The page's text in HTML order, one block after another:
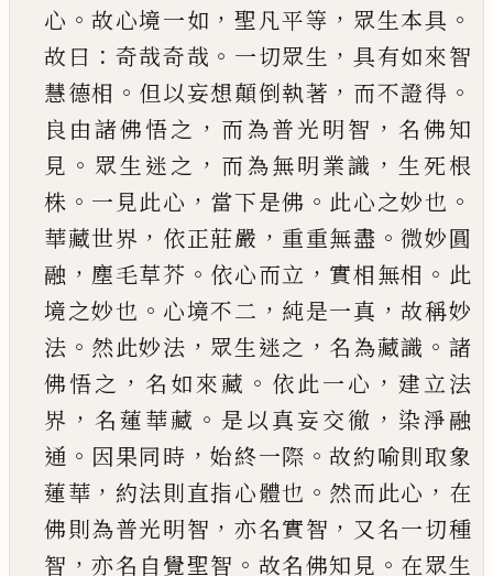
心 。故心境一如 ， 聖凡平等 ， 眾生本具 。
故曰 ： 奇哉奇哉 。 一切眾生 ，具有如來智
慧德相 。 但以妄想顛倒執著 ， 而不證得 。
良由諸佛悟之 ， 而為普光明智 ， 名佛知
見 。 眾生迷之 ， 而為無明業識 ， 生死根
株 。 一見此心 ， 當下是佛 。 此心之妙也 。
華藏世界 ， 依正莊嚴 ， 重重無盡 。 微妙圓
融 ， 塵毛草芥 。 依心而立 ， 實相無相 。 此
境之妙也 。 心境不二 ， 純是一真 ，故稱妙
法 。 然此妙法 ， 眾生迷之 ，名為藏識 。 諸
佛悟之 ， 名如來藏 。 依此一心 ， 建立法
界 ， 名蓮華藏 。 是以真妄交徹 ， 染淨融
通 。 因果同時 ，始終一際 。故約喻則取象
蓮華 ， 約法則直指心體也 。 然而此心 ， 在
佛則為普光明智 ， 亦名實智 ， 又名一切種
智 ，亦名自覺聖智 。 故名佛知見 。 在眾生